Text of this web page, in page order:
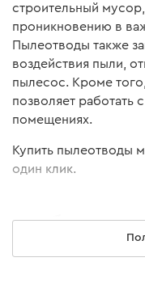
строительный
проникновению в
Пылеотводы также
воздействия пыли,
пылесос. Кроме
позволяет работать
помещениях.
Купить пылеотводы
один клик.
Особенности